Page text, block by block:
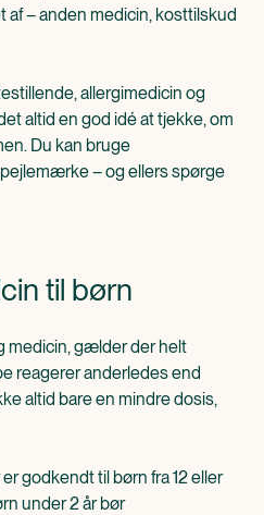
af – anden medicin, kosttilskud
allergimedicin og
altid en god idé at tjekke, om
Du kan bruge
– og ellers spørge
til børn
medicin, gælder der helt
reagerer anderledes end
altid bare en mindre dosis,
godkendt til børn fra 12 eller
under 2 år bør